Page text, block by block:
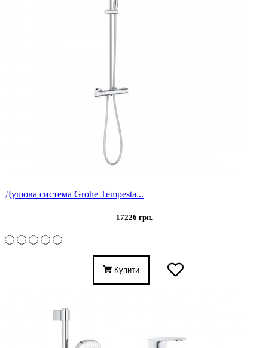
Душова система Grohe Tempesta ..
17226 грн.
Купити